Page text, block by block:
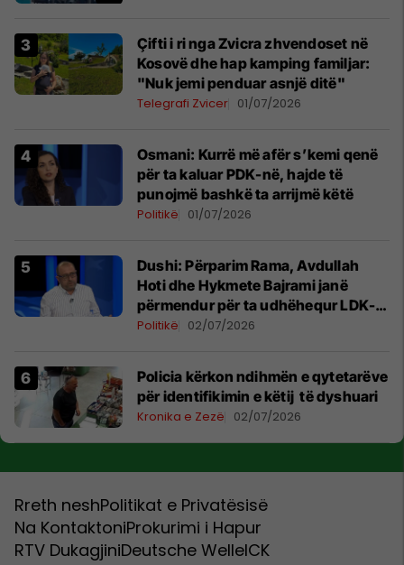
Çifti i ri nga Zvicra zhvendoset në
Kosovë dhe hap kamping familjar:
"Nuk jemi penduar asnjë ditë"
Telegrafi Zvicer 01/07/2026
Osmani: Kurrë më afër s’kemi qenë
për ta kaluar PDK-në, hajde të
punojmë bashkë ta arrijmë këtë
Politikë 01/07/2026
Dushi: Përparim Rama, Avdullah
Hoti dhe Hykmete Bajrami janë
përmendur për ta udhëhequr LDK-
në
Politikë 02/07/2026
Policia kërkon ndihmën e qytetarëve
për identifikimin e këtij të dyshuari
Kronika e Zezë 02/07/2026
Rreth neshPolitikat e Privatësisë
Na KontaktoniProkurimi i Hapur
RTV DukagjiniDeutsche WelleICK